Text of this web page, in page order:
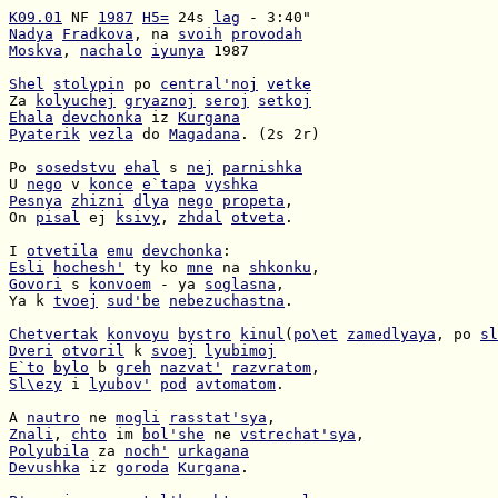
K09.01 NF 1987 H5= 24s lag
Nadya
Fradkova , na svoih
provodah
Moskva , nachalo iyunya 1987
Shel
stolypin po central'noj
vetke
Za
kolyuchej gryaznoj seroj
setkoj
Ehala devchonka iz Kurgana
Pyaterik vezla do Magadana . (2s 2r)
Po sosedstvu ehal s nej
parnishka
U nego v konce e`tapa vyshka
Pesnya
zhizni dlya nego propeta
On pisal ej ksivy , zhdal otveta .
I otvetila emu devchonka
Esli
hochesh' ty ko mne na shkonku
Govori s konvoem - ya soglasna
Ya k tvoej sud'be nebezuchastna .
Chetvertak
konvoyu bystro kinul ( po\et zamedlyaya , po
Dveri otvoril k svoej
lyubimoj
E`to
bylo b greh nazvat' razvratom
Sl\ezy i lyubov' pod avtomatom .
A nautro ne mogli rasstat'sya
Znali , chto im bol'she ne vstrechat'sya
Polyubila za noch'
urkagana
Devushka iz goroda Kurgana .